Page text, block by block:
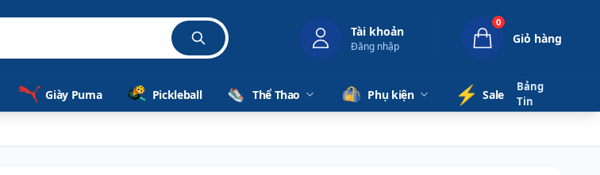
Tài khoản
Đăng nhập
0
Giỏ hàng
Giày Puma Pickleball Thể Thao Phụ kiện ⚡️ Sale
Bảng
Tin